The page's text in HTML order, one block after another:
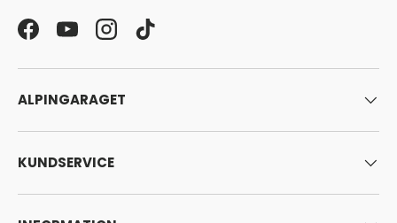
FacebookYouTubeInstagram
TikTok
ALPINGARAGET
KUNDSERVICE